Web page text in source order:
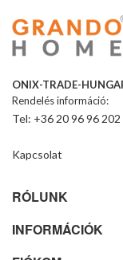
ONIX-TRADE-
Rendelés információ:
Tel: +36 20 96 96 202
Kapcsolat
RÓLUNK
INFORMÁCIÓK